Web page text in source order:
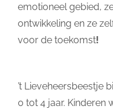
emotioneel gebied,
ontwikkeling en ze
voor de toekomst!
’t Lieveheersbeestje
0 tot 4 jaar. Kinderen